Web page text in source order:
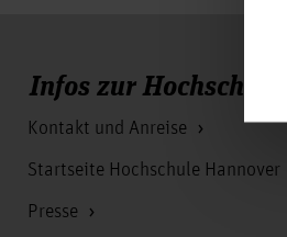
Infos zur Hochschule
Kontakt und Anreise
Startseite Hochschule Hannover
Presse